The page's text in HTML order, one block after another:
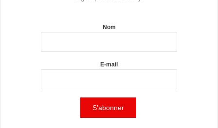
Nom
E-mail